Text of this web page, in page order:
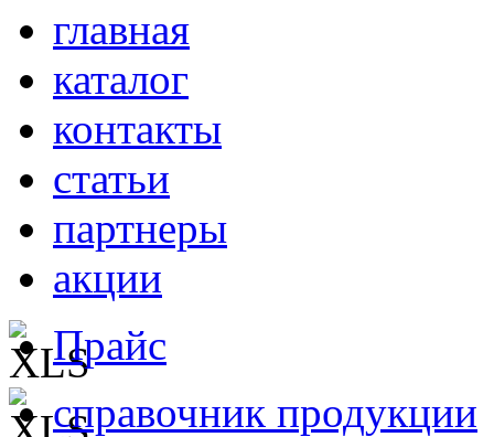
главная
каталог
контакты
статьи
партнеры
акции
Прайс
справочник продукции